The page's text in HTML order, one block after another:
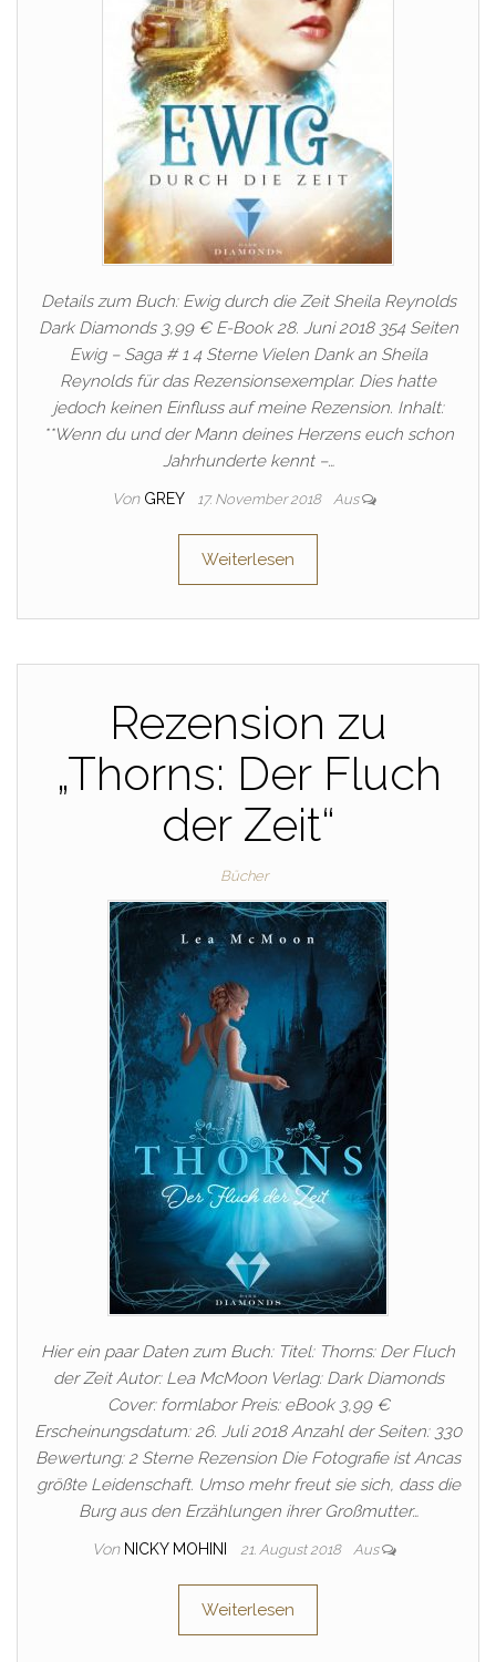
Details zum Buch: Ewig durch die Zeit Sheila Reynolds
Dark Diamonds 3,99 € E-Book 28. Juni 2018 354 Seiten
Ewig – Saga # 1 4 Sterne Vielen Dank an Sheila
Reynolds für das Rezensionsexemplar. Dies hatte
jedoch keinen Einfluss auf meine Rezension. Inhalt:
**Wenn du und der Mann deines Herzens euch schon
Jahrhunderte kennt –…
Von GREY 17. November 2018 Aus
Weiterlesen
Rezension zu
„Thorns: Der Fluch
der Zeit“
Bücher
Hier ein paar Daten zum Buch: Titel: Thorns: Der Fluch
der Zeit Autor: Lea McMoon Verlag: Dark Diamonds
Cover: formlabor Preis: eBook 3,99 €
Erscheinungsdatum: 26. Juli 2018 Anzahl der Seiten: 330
Bewertung: 2 Sterne Rezension Die Fotografie ist Ancas
größte Leidenschaft. Umso mehr freut sie sich, dass die
Burg aus den Erzählungen ihrer Großmutter…
Von NICKY MOHINI 21. August 2018 Aus
Weiterlesen